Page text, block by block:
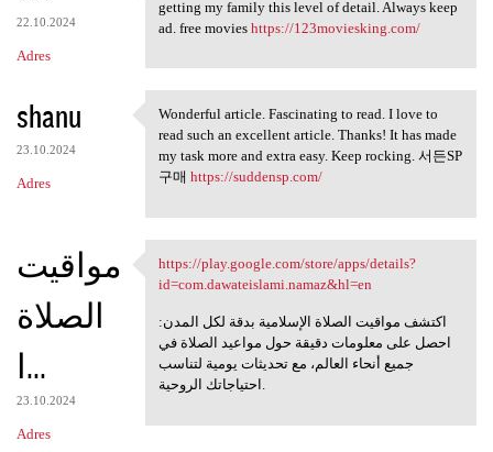
r
z
22.10.2024
Adres
getting my family this level of detail. Always keep
ad. free movies https://123moviesking.com/
shanu
23.10.2024
Adres
Wonderful article.
Wonderful article. Fascinating to read. I love to
read such an excellent article. Thanks! It has made
my task more and extra easy. Keep rocking. 서든SP
구매 https://suddensp.com/
مواقيت
الصلاة
ا...
23.10.2024
Adres
https://play.google.com/store
https://play.google.com/store/apps/details?
id=com.dawateislami.namaz&hl=en
اكتشف مواقيت الصلاة الإسلامية بدقة لكل المدن:
احصل على معلومات دقيقة حول مواعيد الصلاة في
جميع أنحاء العالم، مع تحديثات يومية لتناسب
احتياجاتك الروحية.